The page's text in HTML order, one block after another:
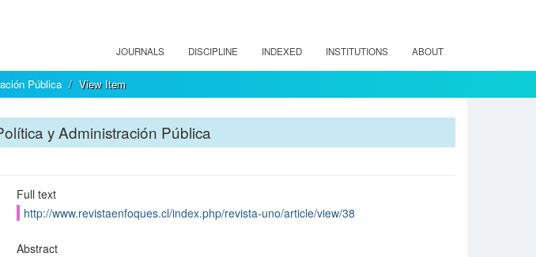
JOURNALS DISCIPLINE INDEXED INSTITUTIONS ABOUT
Pública View Item
y Administración Pública
Full text
http://www.revistaenfoques.cl/index.php/revista-uno/article/view/38
Abstract